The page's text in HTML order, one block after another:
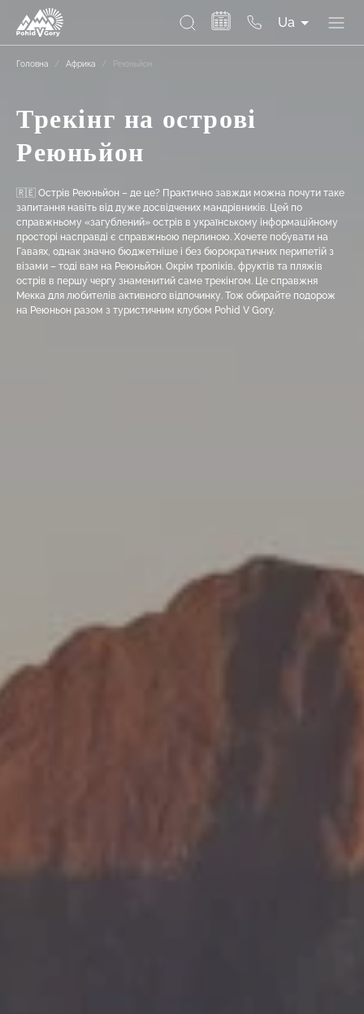
Ua
Головна / Африка / Реюньйон
Трекінг на острові
Реюньйон
🇷🇪 Острів Реюньйон – де це? Практично завжди можна почути таке
запитання навіть від дуже досвідчених мандрівників. Цей по
справжньому «загублений» острів в українському інформаційному
просторі насправді є справжньою перлиною. Хочете побувати на
Гаваях, однак значно бюджетніше і без бюрократичних перипетій з
візами – тоді вам на Реюньйон. Окрім тропіків, фруктів та пляжів
острів в першу чергу знаменитий саме трекінгом. Це справжня
Мекка для любителів активного відпочинку. Тож обирайте подорож
на Реюньон разом з туристичним клубом Pohid V Gory.